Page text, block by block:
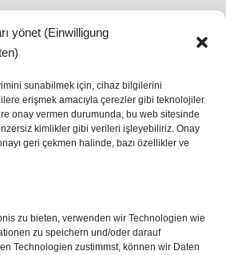
yönet (Einwilligung
sunabilmek için, cihaz bilgilerini
erişmek amacıyla çerezler gibi teknolojiler
onay vermen durumunda, bu web sitesinde
kimlikler gibi verileri işleyebiliriz. Onay
geri çekmen halinde, bazı özellikler ve
zu bieten, verwenden wir Technologien wie
zu speichern und/oder darauf
Technologien zustimmst, können wir Daten
Avrupa Ligi Finali: Freiburg ve Aston
Tarih Yazmaya Hazırlanıyor
2026
2026